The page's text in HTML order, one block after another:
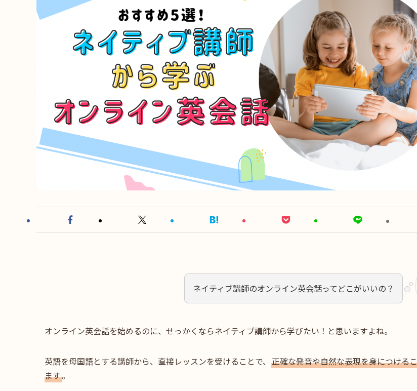
ネイティブ講師のオンライン英会話ってどこがいいの？
オンライン英会話を始めるのに、せっかくならネイティブ講師から学びたい！と思いますよね。
英語を母国語とする講師から、直接レッスンを受けることで、 正確な発音や自然な表現を身につける
ます。